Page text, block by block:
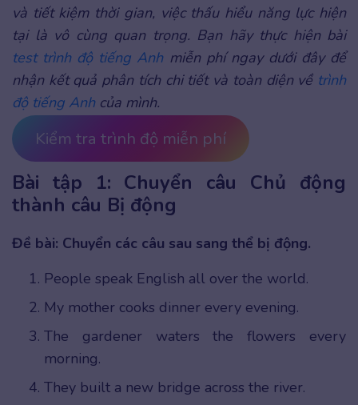
và tiết kiệm thời gian, việc thấu hiểu năng lực hiện
tại là vô cùng quan trọng. Bạn hãy thực hiện bài
test trình độ tiếng Anhmiễn phí ngay dưới đây để
nhận kết quả phân tích chi tiết và toàn diện về trình
độ tiếng Anhcủa mình.
Kiểm tra trình độ miễn phí
Bài tập 1: Chuyển câu Chủ động
thành câu Bị động
Đề bài: Chuyển các câu sau sang thể bị động.
People speak English all over the world.
My mother cooks dinner every evening.
The gardener waters the flowers every
morning.
They built a new bridge across the river.